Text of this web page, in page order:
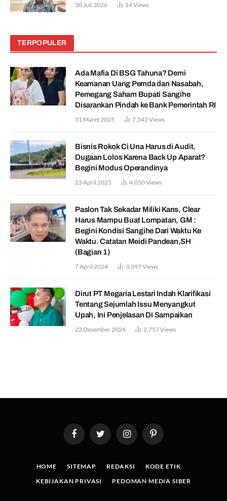
30 Juli 2026 14Views
TERPOPULER
Ada Mafia Di BSG Tahuna? Demi
Keamanan Uang Pemda dan Nasabah,
Pemegang Saham Bupati Sangihe
Disarankan Pindah ke Bank Pemerintah RI
31 Maret 2025 7,342 Views
Bisnis Rokok Ci Una Harus di Audit,
Dugaan Lolos Karena Back Up Aparat?
Begini Modus Operandinya
23 April 2025 4,050Views
Paslon Tak Sekadar Miliki Kans, Clear
Harus Mampu Buat Lompatan, GM :
Begini Kondisi Sangihe Dari Waktu Ke
Waktu. Catatan Meidi Pandean,SH
(Bagian 1)
7 April 2024 3,097Views
Dirut PT Megaria Lestari Indah Klarifikasi
Tentang Sejumlah Issu Menyangkut
Upah, Ini Penjelasan Di Sampaikan
22 Desember 2024 2,757Views
FacebookTwitter InstagramPinterest
HOME SITEMAP REDAKSI
KODE ETIK
KEBIJAKAN PRIVASI
PEDOMAN MEDIA SIBER